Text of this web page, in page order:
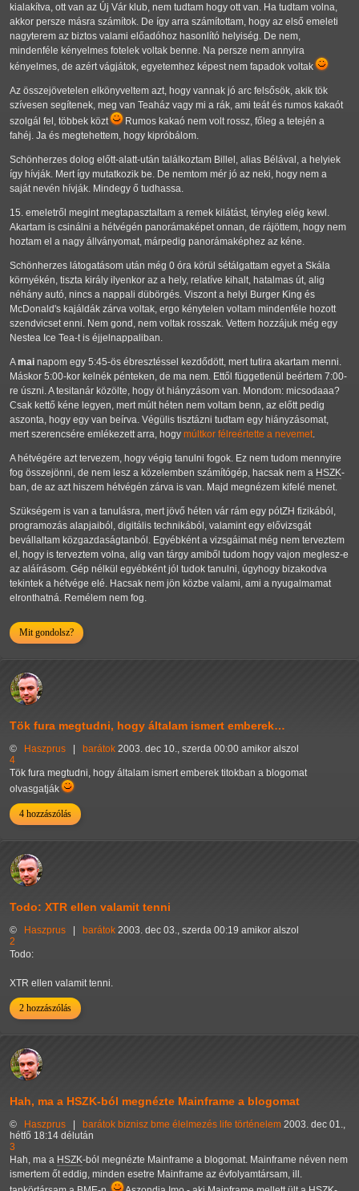
kialakítva, ott van az Új Vár klub, nem tudtam hogy ott van. Ha tudtam volna,
akkor persze másra számítok. De így arra számítottam, hogy az első emeleti
nagyterem az biztos valami előadóhoz hasonlító helyiség. De nem,
mindenféle kényelmes fotelek voltak benne. Na persze nem annyira
kényelmes, de azért vágjátok, egyetemhez képest nem fapadok voltak
Az összejövetelen elkönyveltem azt, hogy vannak jó arc felsősök, akik tök
szívesen segítenek, meg van Teaház vagy mi a rák, ami teát és rumos kakaót
szolgál fel, többek közt
Rumos kakaó nem volt rossz, főleg a tetején a
fahéj. Ja és megtehettem, hogy kipróbálom.
Schönherzes dolog előtt-alatt-után találkoztam Billel, alias Bélával, a helyiek
így hívják. Mert így mutatkozik be. De nemtom mér jó az neki, hogy nem a
saját nevén hívják. Mindegy ő tudhassa.
15. emeletről megint megtapasztaltam a remek kilátást, tényleg elég kewl.
Akartam is csinálni a hétvégén panorámaképet onnan, de rájöttem, hogy nem
hoztam el a nagy állványomat, márpedig panorámaképhez az kéne.
Schönherzes látogatásom után még 0 óra körül sétálgattam egyet a Skála
környékén, tiszta király ilyenkor az a hely, relatíve kihalt, hatalmas út, alig
néhány autó, nincs a nappali dübörgés. Viszont a helyi Burger King és
McDonald's kajáldák zárva voltak, ergo kénytelen voltam mindenféle hozott
szendvicset enni. Nem gond, nem voltak rosszak. Vettem hozzájuk még egy
Nestea Ice Tea-t is éjjelnappaliban.
Amai napom egy 5:45-ös ébresztéssel kezdődött, mert tutira akartam menni.
Máskor 5:00-kor kelnék pénteken, de ma nem. Ettől függetlenül beértem 7:00-
re úszni. A tesitanár közölte, hogy öt hiányzásom van. Mondom: micsodaaa?
Csak kettő kéne legyen, mert múlt héten nem voltam benn, az előtt pedig
aszonta, hogy egy van beírva. Végülis tisztázni tudtam egy hiányzásomat,
mert szerencsére emlékezett arra, hogy múltkor félreértette a nevemet.
A hétvégére azt tervezem, hogy végig tanulni fogok. Ez nem tudom mennyire
fog összejönni, de nem lesz a közelemben számítógép, hacsak nem a HSZK-
ban, de az azt hiszem hétvégén zárva is van. Majd megnézem kifelé menet.
Szükségem is van a tanulásra, mert jövő héten vár rám egy pótZH fizikából,
programozás alapjaiból, digitális technikából, valamint egy elővizsgát
bevállaltam közgazdaságtanból. Egyébként a vizsgáimat még nem terveztem
el, hogy is terveztem volna, alig van tárgy amiből tudom hogy vajon meglesz-e
az aláírásom. Gép nélkül egyébként jól tudok tanulni, úgyhogy bizakodva
tekintek a hétvége elé. Hacsak nem jön közbe valami, ami a nyugalmamat
elronthatná. Remélem nem fog.
Mit gondolsz?
Tök fura megtudni, hogy általam ismert emberek…
© Haszprus barátok 2003. dec 10., szerda 00:00 amikor alszol
4
Tök fura megtudni, hogy általam ismert emberek titokban a blogomat
olvasgatják
4 hozzászólás
Todo: XTR ellen valamit tenni
© Haszprus barátok 2003. dec 03., szerda 00:19 amikor alszol
2
Todo:
XTR ellen valamit tenni.
2 hozzászólás
Hah, ma a HSZK-ból megnézte Mainframe a blogomat
© Haszprus barátok biznisz bme élelmezés life történelem 2003. dec 01.,
hétfő 18:14 délután
3
Hah, ma a HSZK-ból megnézte Mainframe a blogomat. Mainframe néven nem
ismertem őt eddig, minden esetre Mainframe az évfolyamtársam, ill.